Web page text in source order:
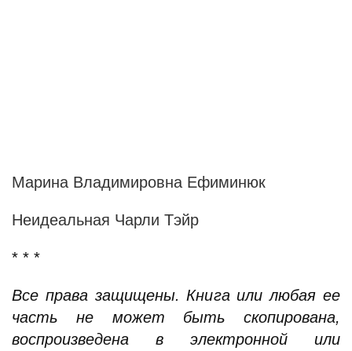
Марина Владимировна Ефиминюк
Неидеальная Чарли Тэйр
* * *
Все права защищены. Книга или любая ее
часть не может быть скопирована,
воспроизведена в электронной или